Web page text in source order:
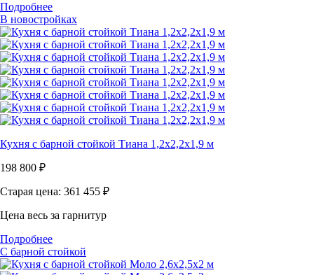
Подробнее
В новостройках
Кухня с барной стойкой Тиана 1,2х2,2х1,9 м
198 800 ₽
Старая цена: 361 455 ₽
Цена весь за гарнитур
Подробнее
С барной стойкой